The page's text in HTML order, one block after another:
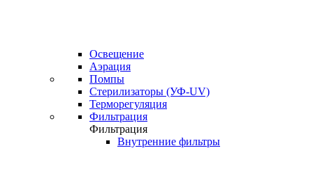
Освещение
Аэрация
Помпы
Стерилизаторы (УФ-UV)
Терморегуляция
Фильтрация
Фильтрация
Внутренние фильтры